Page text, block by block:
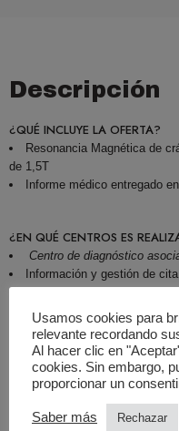
Descripción
¿QUÉ INCLUYE LA OFERTA?
Resonancia Magnética de
de 1,5T
Informe médico entregado
¿EN QUÉ CENTROS ES
Centro de diagnóstico
Información y gestión de
Basado En 0 Valoraciones
Usamos cookies para
relevante recordando
Al hacer clic en
cookies. Sin embargo,
proporcionar un
Saber más Rechazar